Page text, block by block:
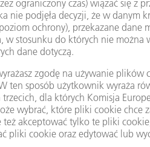
ZAPRASZAMY NA NASZ LIVE TALK!​
produkcji: z
jest na procesy
pokazują, w jaki sposób